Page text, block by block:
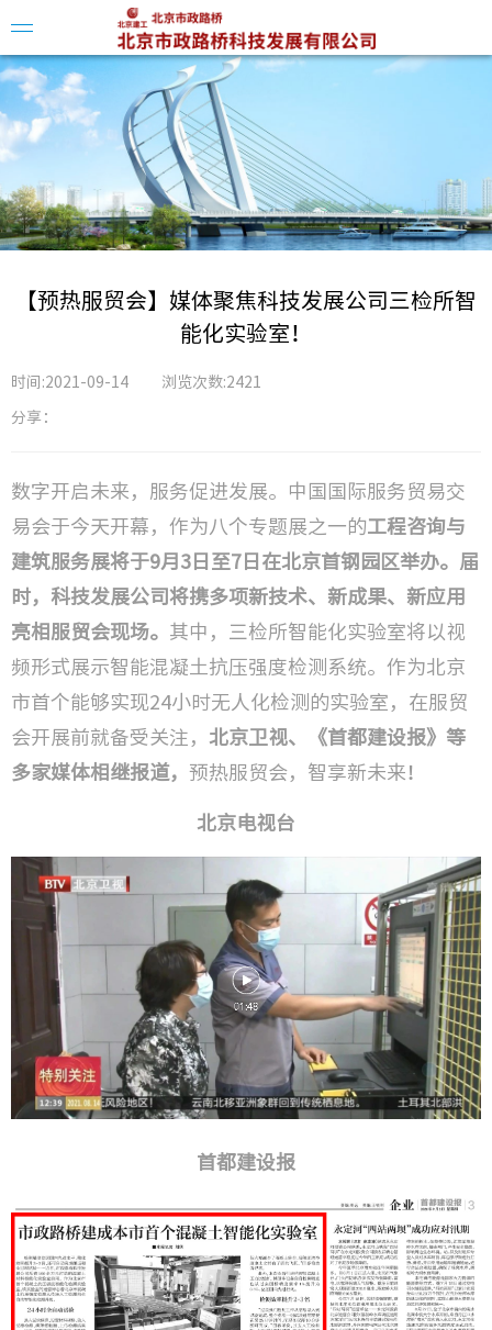
企业简
领导介
技术成
研发方
检验检
【预热服贸会】媒体聚焦科技发展公司三检所智
能化实验室！
时间:2021-09-14 浏览次数:2421
分享：
数字开启未来，服务促进发展。中国国际服务贸易交
易会于今天开幕，作为八个专题展之一的工程咨询与
建筑服务展将于9月3日至7日在北京首钢园区举办。届
时，科技发展公司将携多项新技术、新成果、新应用
亮相服贸会现场。 其中，三检所智能化实验室将以视
频形式展示智能混凝土抗压强度检测系统。作为北京
市首个能够实现24小时无人化检测的实验室，在服贸
会开展前就备受关注， 北京卫视、《首都建设报》等
多家媒体相继报道， 预热服贸会，智享新未来！
北京电视台
首都建设报